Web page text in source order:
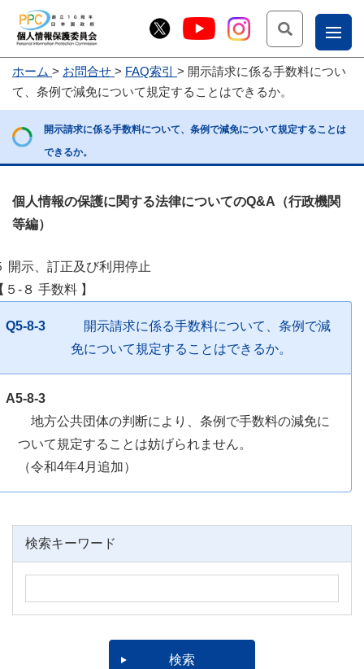
お
問
じょ
ー部
ホーム お問合せ FAQ索引
開示請求に係る手数料につい
て、条例で減免について規定することはできるか。
開示請求に係る手数料について、条例で減免について規定することは
できるか。
個人情報の保護に関する法律についてのQ&A（行政機関
等編）
開示、訂正及び利用停止
５-８ 手数料 】
Q5-8-3
開示請求に係る手数料について、条例で減
免について規定することはできるか。
A5-8-3
地方公共団体の判断により、条例で手数料の減免に
ついて規定することは妨げられません。
（令和4年4月追加）
検索キーワード